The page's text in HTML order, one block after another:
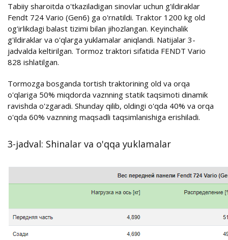
Tabiiy sharoitda o'tkaziladigan sinovlar uchun g'ildiraklar
Fendt 724 Vario (Gen6) ga o'rnatildi. Traktor 1200 kg old
og'irlikdagi balast tizimi bilan jihozlangan. Keyinchalik
g'ildiraklar va o'qlarga yuklamalar aniqlandi. Natijalar 3-
jadvalda keltirilgan. Tormoz traktori sifatida FENDT Vario
828 ishlatilgan.
Tormozga bosganda tortish traktorining old va orqa
o'qlariga 50% miqdorda vaznning statik taqsimoti dinamik
ravishda o'zgaradi. Shunday qilib, oldingi o'qda 40% va orqa
o'qda 60% vaznning maqsadli taqsimlanishiga erishiladi.
3-jadval: Shinalar va o'qqa yuklamalar